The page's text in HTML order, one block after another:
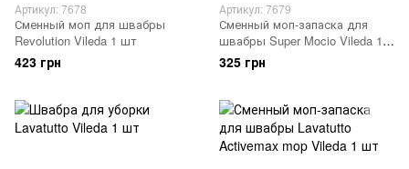
Артикул: 7678
Сменный моп для швабры
Revolution Vileda 1 шт
423 грн
Артикул: 7679
Сменный моп-запаска для
швабры Super Mocio Vileda 1
шт
325 грн